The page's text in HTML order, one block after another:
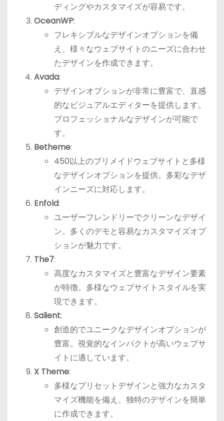
ディングやカスタマイズが容易です。
OceanWP:
フレキシブルなデザインオプションを備
え、様々なウェブサイトのニーズに合わせ
たデザインを作成できます。
Avada:
デザインオプションが非常に豊富で、直感
的なビジュアルエディターを提供します。
プロフェッショナルなデザインが可能で
す。
Betheme:
450以上のプリメイドウェブサイトと多様
なデザインオプションを提供。多彩なデザ
インニーズに対応します。
Enfold:
ユーザーフレンドリーでクリーンなデザイ
ン。多くのデモと容易なカスタマイズオプ
ションが魅力です。
The7:
高度なカスタマイズと豊富なデザイン要素
が特徴。多様なウェブサイトスタイルを実
現できます。
Salient:
創造的でユニークなデザインオプションが
豊富。視覚的なインパクトが高いウェブサ
イトに適しています。
X Theme:
多様なプリセットデザインと強力なカスタ
マイズ機能を備え、独特のデザインを簡単
に作成できます。